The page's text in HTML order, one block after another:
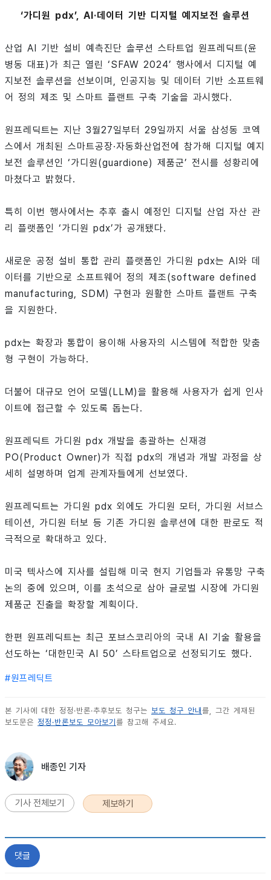
‘가디원 pdx’, AI·데이터 기반 디지털 예지보전 솔루션
산업 AI 기반 설비 예측진단 솔루션 스타트업 원프레딕트(윤
병동 대표)가 최근 열린 ‘SFAW 2024’ 행사에서 디지털 예
지보전 솔루션을 선보이며, 인공지능 및 데이터 기반 소프트웨
어 정의 제조 및 스마트 플랜트 구축 기술을 과시했다.
원프레딕트는 지난 3월27일부터 29일까지 서울 삼성동 코엑
스에서 개최된 스마트공장·자동화산업전에 참가해 디지털 예지
보전 솔루션인 ‘가디원(guardione) 제품군’ 전시를 성황리에
마쳤다고 밝혔다.
특히 이번 행사에서는 추후 출시 예정인 디지털 산업 자산 관
리 플랫폼인 ‘가디원 pdx’가 공개됐다.
새로운 공정 설비 통합 관리 플랫폼인 가디원 pdx는 AI와 데
이터를 기반으로 소프트웨어 정의 제조(software defined
manufacturing, SDM) 구현과 원활한 스마트 플랜트 구축
을 지원한다.
pdx는 확장과 통합이 용이해 사용자의 시스템에 적합한 맞춤
형 구현이 가능하다.
더불어 대규모 언어 모델(LLM)을 활용해 사용자가 쉽게 인사
이트에 접근할 수 있도록 돕는다.
원프레딕트 가디원 pdx 개발을 총괄하는 신재경
PO(Product Owner)가 직접 pdx의 개념과 개발 과정을 상
세히 설명하며 업계 관계자들에게 선보였다.
원프레딕트는 가디원 pdx 외에도 가디원 모터, 가디원 서브스
테이션, 가디원 터보 등 기존 가디원 솔루션에 대한 판로도 적
극적으로 확대하고 있다.
미국 텍사스에 지사를 설립해 미국 현지 기업들과 유통망 구축
논의 중에 있으며, 이를 초석으로 삼아 글로벌 시장에 가디원
제품군 진출을 확장할 계획이다.
한편 원프레딕트는 최근 포브스코리아의 국내 AI 기술 활용을
선도하는 ‘대한민국 AI 50’ 스타트업으로 선정되기도 했다.
#원프레딕트
본 기사에 대한 정정·반론·추후보도 청구는 보도 청구 안내 를, 그간 게재된
보도문은 정정·반론보도 모아보기 를 참고해 주세요.
배종인 기자
기사 전체보기 제보하기
댓글